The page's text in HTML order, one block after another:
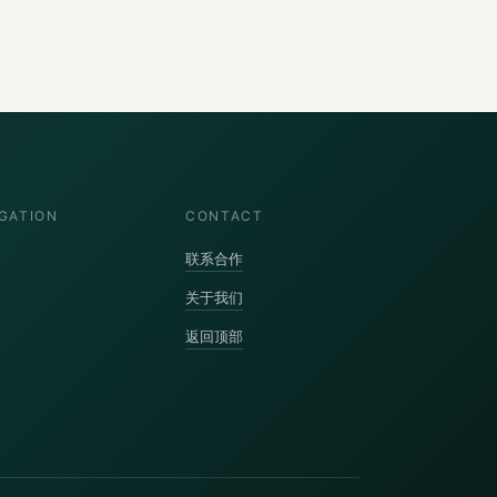
CONTACT
联系合作
关于我们
返回顶部